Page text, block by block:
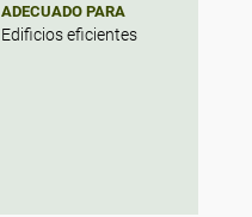
ADECUADO PARA
Edificios eficientes